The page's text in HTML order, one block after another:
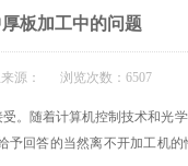
板加工中的问题
源： 浏览次数：6507
随着计算机控制技术和光
回答的当然离不开加工机